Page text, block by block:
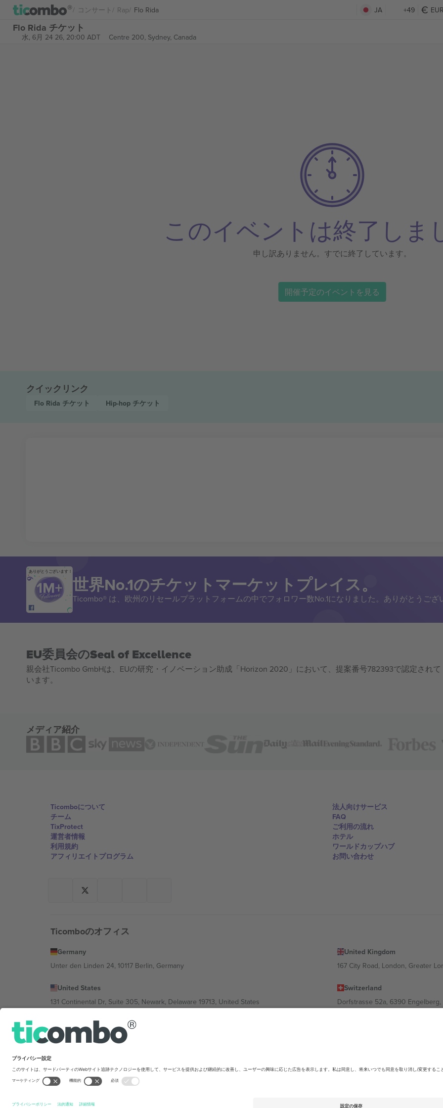
コンサート Rap Flo Rida JA +49
Flo Rida チケット
水, 6月 24 26, 20:00 ADT Centre 200, Sydney, Canada
このイベントは終了しま
申し訳ありません。すでに終了しています。
開催予定のイベントを見る
クイックリンク
Flo Rida チケット Hip-hop チケット
ありがとうございます！
世界No.1のチケットマーケットプレイス。
Ticombo® は、欧州のリセールプラットフォームの中でフォロワー数No.1になりました。ありがとうござ
EU委員会のSeal of Excellence
親会社Ticombo GmbHは、EUの研究・イノベーション助成「Horizon 2020」において、提案番号782393で認定されて
います。
メディア紹介
Ticomboについて
チーム
TixProtect
運営者情報
利用規約
アフィリエイトプログラム
法人向けサービス
FAQ
ご利用の流れ
ホテル
ワールドカップハブ
お問い合わせ
Ticomboのオフィス
Germany
Unter den Linden 24, 10117 Berlin, Germany
United Kingdom
167 City Road, London, Greater
United States
131 Continental Dr, Suite 305, Newark, Delaware 19713, United States
Switzerland
Dorfstrasse 52a, 6390
Bulgaria
Regus Sofia City West, bul Totleben 53-55, 1606 Sofia, Bulgaria
Av Chapultepec 360, Roma Norte, Cuauhtémoc, 06700 Ciudad de México, CDMX, Mexico
を禁じます.